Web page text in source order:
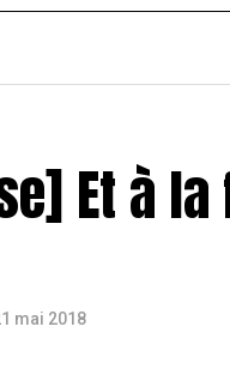
Et à
mai 2018